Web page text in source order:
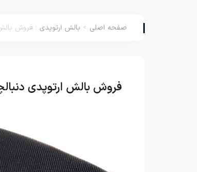
صفحه اصلی > بالش ارتوپدی : فروش
فروش بالش ارتوپدی